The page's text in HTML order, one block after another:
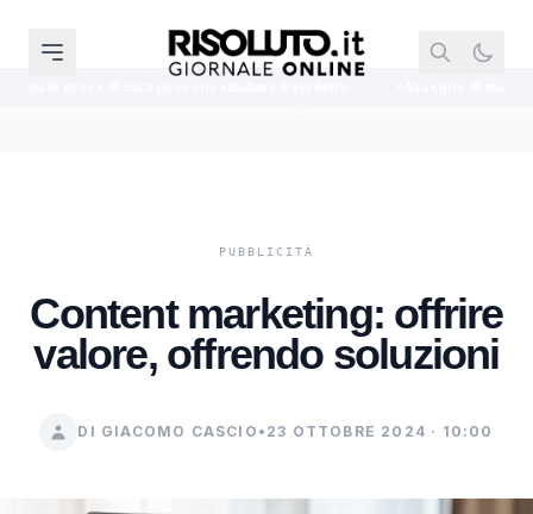
Content marketing: offrire
valore, offrendo soluzioni
DI GIACOMO CASCIO • 23 OTTOBRE 2024 · 10:00